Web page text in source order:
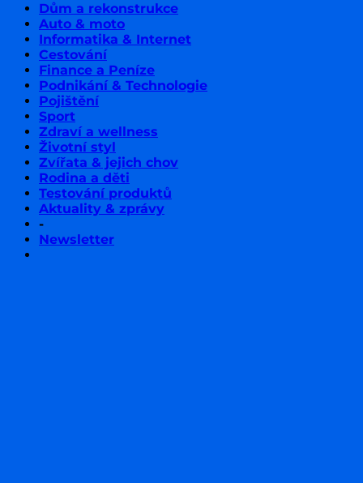
Dům a rekonstrukce
Auto & moto
Informatika & Internet
Cestování
Finance a Peníze
Podnikání & Technologie
Pojištění
Sport
Zdraví a wellness
Životní styl
Zvířata & jejich chov
Rodina a děti
Testování produktů
Aktuality & zprávy
-
Newsletter